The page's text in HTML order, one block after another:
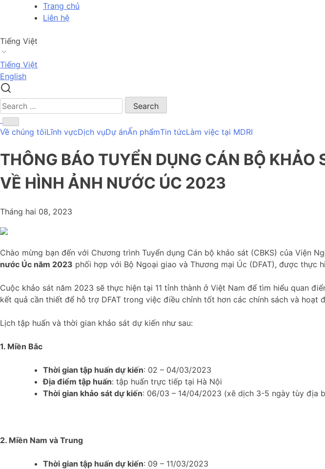
Trang chủ
Liên hệ
Tiếng Việt
Tiếng Việt
English
Search
for:
Về chúng tôiLĩnh vựcDịch vụDự ánẤn phẩmTin tứcLàm việc tại MDRI
THÔNG BÁO TUYỂN DỤNG CÁN BỘ
VỀ HÌNH ẢNH NƯỚC ÚC 2023
Tháng hai 08, 2023
Chào mừng bạn đến với Chương trình Tuyển dụng Cán bộ khảo sát (CBKS) của Viện
nước Úc năm 2023 phối hợp với Bộ Ngoại giao và Thương mại Úc (DFAT), được thực
Cuộc khảo sát năm 2023 sẽ thực hiện tại 11 tỉnh thành ở Việt Nam để tìm hiểu quan
kết quả cần thiết để hỗ trợ DFAT trong việc điều chỉnh tốt hơn các chính sách và
Lịch tập huấn và thời gian khảo sát dự kiến như sau:
1. Miền Bắc
Thời gian tập huấn dự kiến: 02 – 04/03/2023
Địa điểm tập huấn: tập huấn trực tiếp tại Hà Nội
Thời gian khảo sát dự kiến: 06/03 – 14/04/2023 (xê dịch 3-5 ngày tùy địa
2. Miền Nam và Trung
Thời gian tập huấn dự kiến: 09 – 11/03/2023